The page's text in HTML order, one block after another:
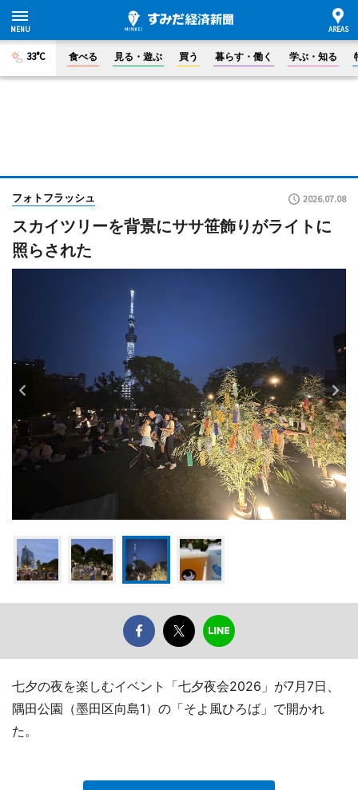
33°C 食べる 見る・遊ぶ 買う 暮らす・働く 学ぶ・知る
フォトフラッシュ 2026.07.08
スカイツリーを背景にササ笹飾りがライトに
照らされた
七夕の夜を楽しむイベント「七夕夜会2026」が7月7日、
隅田公園（墨田区向島1）の「そよ風ひろば」で開かれ
た。